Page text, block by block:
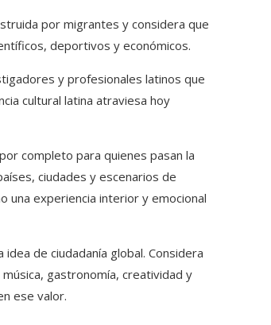
por migrantes y considera que
deportivos y económicos.
y profesionales latinos que
cultural latina atraviesa hoy
completo para quienes pasan la
ciudades y escenarios de
una experiencia interior y emocional
de ciudadanía global. Considera
gastronomía, creatividad y
ese valor.